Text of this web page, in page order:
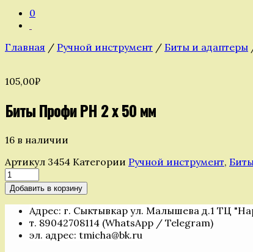
0
Главная / Ручной инструмент / Биты и адаптеры
105,00₽
Биты Профи РН 2 х 50 мм
16 в наличии
Артикул 3454 Категории Ручной инструмент,
Количество
товара
Биты
Профи
Добавить в корзину
Адрес: г. Сыктывкар ул. Малышева д.1 ТЦ
т. 89042708114 (WhatsApp / Telegram)
эл. адрес: tmicha@bk.ru